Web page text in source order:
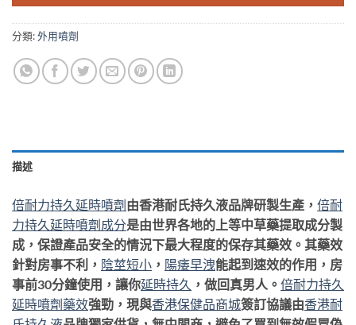
分類:外用噴劑
描述
倍耐力持久延時噴劑由香港耐氏持久液品牌研製生產， 倍耐
力持久延時噴劑成分是由世界各地的上等中草藥提取成分製
成，保證產品安全的情況下最大程度的保存其藥效。其藥效
針對房事不利， 陰莖短小 ， 陽痿早洩能起到速效的作用，房
事前30分鐘使用，讓你延時持久 ，做回真男人。 倍耐力持久
延時噴劑藥效強勁，現與香港保健品商城簽訂協議由香港耐